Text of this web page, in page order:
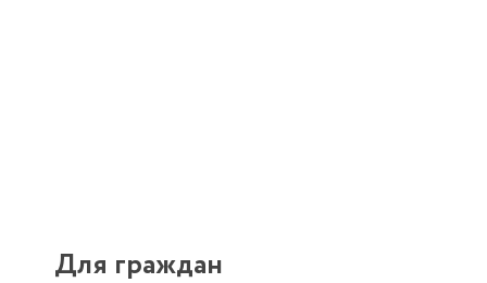
Для граждан